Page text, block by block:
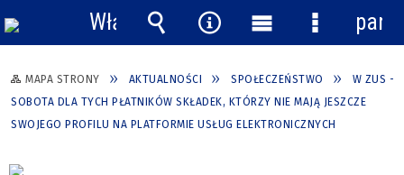
MAPA STRONY AKTUALNOŚCI SPOŁECZEŃSTWO
W ZUS -
SOBOTA DLA TYCH PŁATNIKÓW SKŁADEK, KTÓRZY NIE MAJĄ JESZCZE
SWOJEGO PROFILU NA PLATFORMIE USŁUG ELEKTRONICZNYCH
Włącz
powiadomienia
Wyszukiwarka
Narzędzia
Menu
główne
Menu
panel